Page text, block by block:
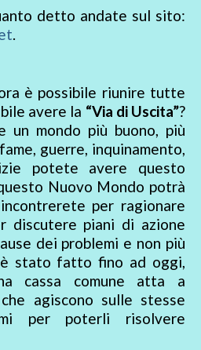
detto andate sul sito:
.
è possibile riunire tutte
avere la “Via di Uscita”?
mondo più buono, più
guerre, inquinamento,
potete avere questo
Nuovo Mondo potrà
per ragionare
discutere piani di azione
dei problemi e non più
stato fatto fino ad oggi,
cassa comune atta a
agiscono sulle stesse
per poterli risolvere